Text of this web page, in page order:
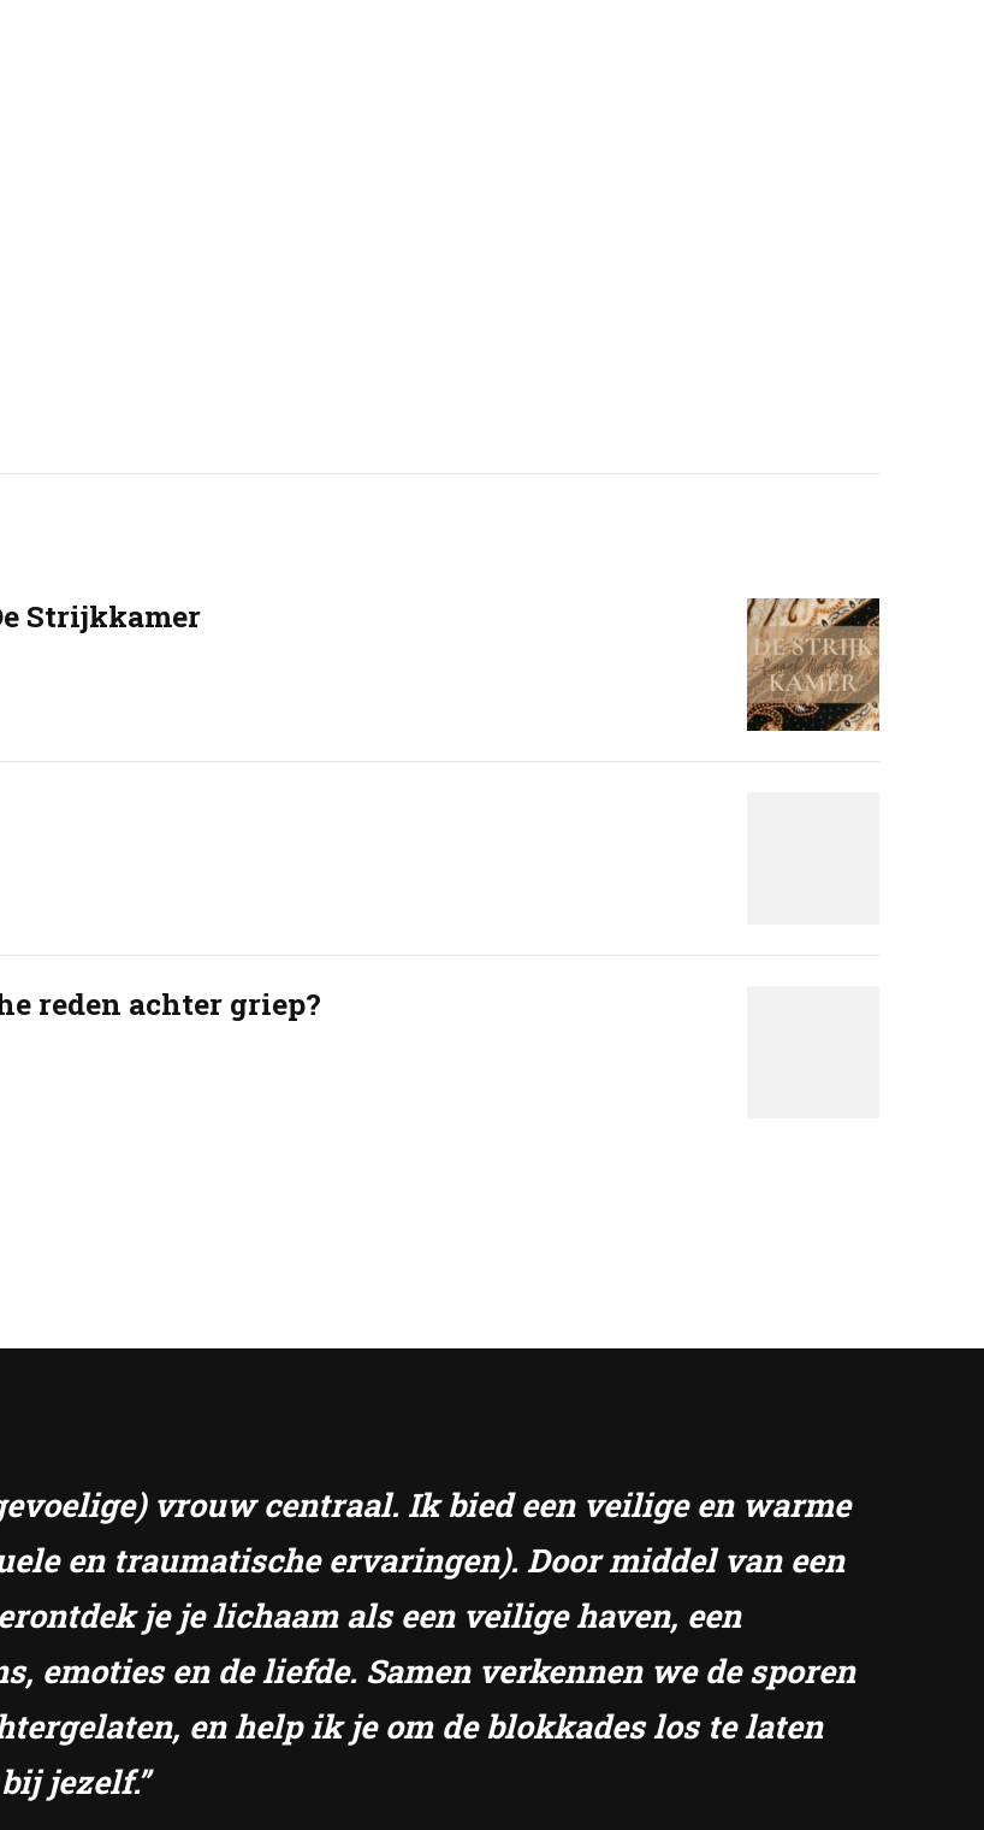
Strijkkamer
reden achter griep?
vrouw centraal. Ik bied een veilige en warme
en traumatische ervaringen). Door middel van een
je je lichaam als een veilige haven, een
emoties en de liefde. Samen verkennen we de sporen
en help ik je om de blokkades los te laten
jezelf.”